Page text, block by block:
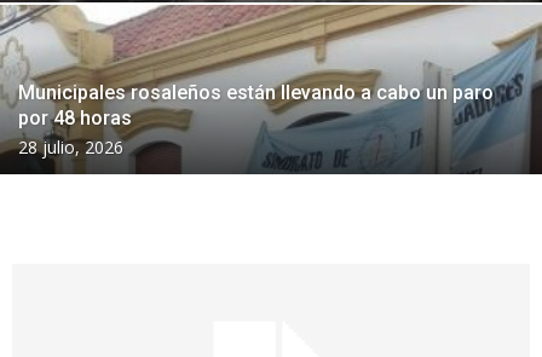
Municipales rosaleños están llevando a cabo un paro
por 48 horas
28 julio, 2026